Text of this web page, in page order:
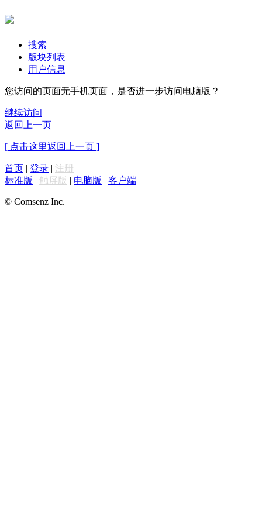
搜索
版块列表
用户信息
您访问的页面无手机页面，是否进一步访问电脑版？
继续访问
返回上一页
[ 点击这里返回上一页 ]
首页 | 登录 | 注册
标准版 | 触屏版 | 电脑版 | 客户端
© Comsenz Inc.